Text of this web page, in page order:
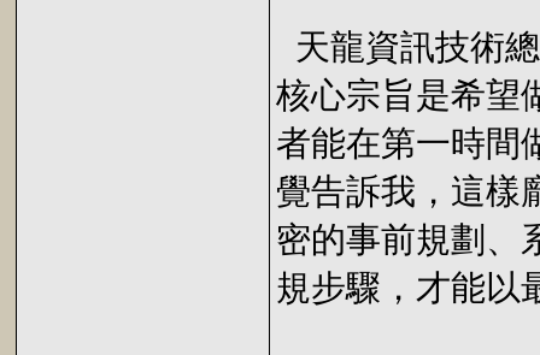
天龍資訊技術
核心宗旨是希望
者能在第一時間
覺告訴我，這樣
密的事前規劃、
規步驟，才能以